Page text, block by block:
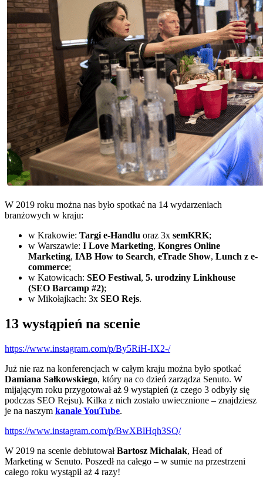
W 2019 roku można nas było spotkać na 14 wydarzeniach
branżowych w kraju:
w Krakowie: Targi e-Handlu oraz 3x semKRK;
w Warszawie: I Love Marketing, Kongres Online
Marketing, IAB How to Search, eTrade Show, Lunch z e-
commerce;
w Katowicach: SEO Festiwal, 5. urodziny Linkhouse
(SEO Barcamp #2);
w Mikołajkach: 3x SEO Rejs.
13 wystąpień na scenie
https://www.instagram.com/p/By5RiH-IX2-/
Już nie raz na konferencjach w całym kraju można było spotkać
Damiana Sałkowskiego, który na co dzień zarządza Senuto. W
mijającym roku przygotował aż 9 wystąpień (z czego 3 odbyły się
podczas SEO Rejsu). Kilka z nich zostało uwiecznione – znajdziesz
je na naszym kanale YouTube.
https://www.instagram.com/p/BwXBlHqh3SQ/
W 2019 na scenie debiutowałBartosz Michalak, Head of
Marketing w Senuto. Poszedł na całego – w sumie na przestrzeni
całego roku wystąpił aż 4 razy!